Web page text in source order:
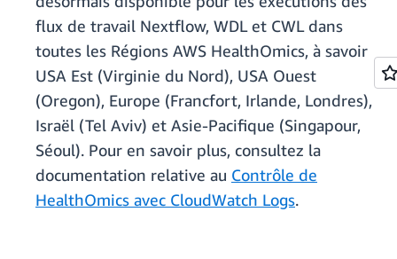
flux de travail Nextflow, WDL et CWL dans
toutes les Régions AWS HealthOmics, à savoir
USA Est (Virginie du Nord), USA Ouest
(Oregon), Europe (Francfort, Irlande, Londres),
Israël (Tel Aviv) et Asie-Pacifique (Singapour,
Séoul). Pour en savoir plus, consultez la
documentation relative au Contrôle de
HealthOmics avec CloudWatch Logs.